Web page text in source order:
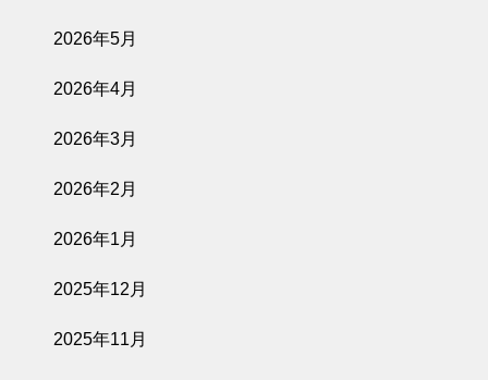
2026年5月
2026年4月
2026年3月
2026年2月
2026年1月
2025年12月
2025年11月